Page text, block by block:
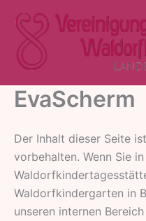
Inhalt
springen
EvaScherm
Der Inhalt dieser Seite
vorbehalten. Wenn Sie
Waldorfkindergarten in
unseren internen